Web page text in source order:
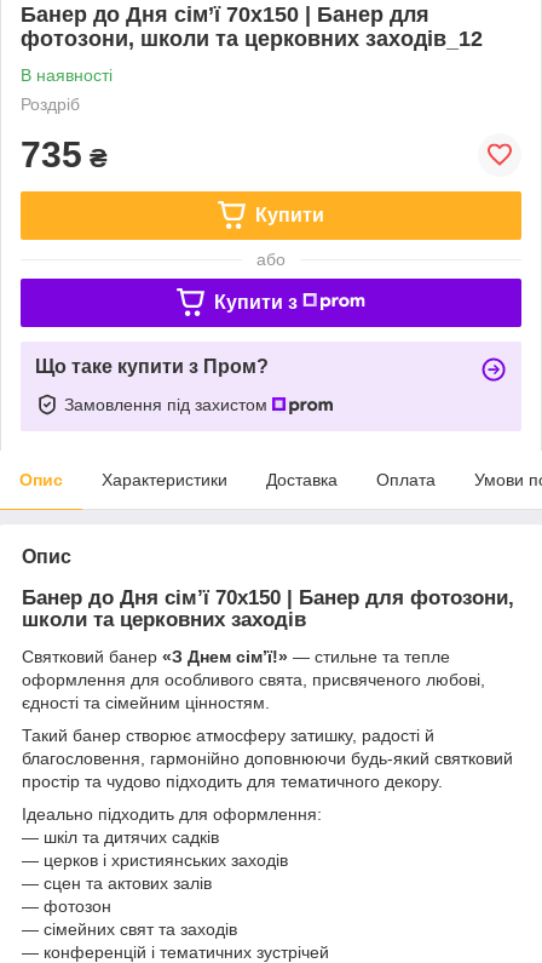
Банер до Дня сім’ї 70х150 | Банер для
фотозони, школи та церковних заходів_12
В наявності
Роздріб
735 ₴
Купити
або
Купити з
Що таке купити з Пром?
Замовлення під захистом
Опис Характеристики Доставка Оплата Умови
Опис
Банер до Дня сім’ї 70х150 | Банер для фотозони,
школи та церковних заходів
Святковий банер «З Днем сім’ї!» — стильне та тепле
оформлення для особливого свята, присвяченого любові,
єдності та сімейним цінностям.
Такий банер створює атмосферу затишку, радості й
благословення, гармонійно доповнюючи будь-який святковий
простір та чудово підходить для тематичного декору.
Ідеально підходить для оформлення:
— шкіл та дитячих садків
— церков і християнських заходів
— сцен та актових залів
— фотозон
— сімейних свят та заходів
— конференцій і тематичних зустрічей